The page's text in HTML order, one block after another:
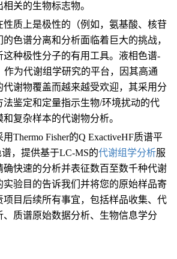
关的生物标志物。
性质上是极性的（例如，氨基酸、核苷
色谱分离和分析面临着巨大的挑战，
这种极性分子的有用工具。液相色谱-
作为代谢组学研究的平台，因其高通
代谢物覆盖而越来越受欢迎，其采用分
法鉴定和定量指示生物/环境扰动的代
复杂样本的代谢物分析。
Thermo Fisher的Q ExactiveHF质谱平
，提供基于LC-MS的代谢组学分析服
确快速的分析并表征数百至数千种代谢
实验目的告诉我们并将您的原始样品寄
项目后续所有事宜，包括样品收集、代
质谱原始数据分析、生物信息学分